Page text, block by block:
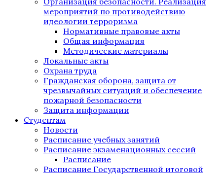
мероприятий по противодействию
идеологии терроризма
Нормативные правовые акты
Общая информация
Методические материалы
Локальные акты
Охрана труда
Гражданская оборона, защита от
чрезвычайных ситуаций и обеспечение
пожарной безопасности
Защита информации
Студентам
Новости
Расписание учебных занятий
Расписание экзаменационных сессий
Расписание
Расписание Государственной итоговой